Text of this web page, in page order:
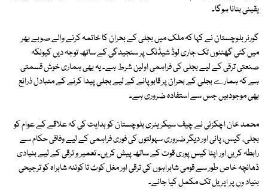
یقینی بنانا ہوگا۔
گورنر بلوچستان نے کہا کہ ملک میں بجلی کے بحران کا خاتمہ کرنے والے صوبے بھر
میں کئی گھنٹوں تک جاری لوڈ شیڈنگ پر سنجیدگی کے ساتھ توجہ دیں کیونکہ
صنعتی ترقی کے لیے بجلی کی فراہمی اولین شرط ہے۔ یہ بھی ہماری خوش قسمتی
ہے کہ ہمارے بجلی کے بحران پر قابو پانے کے لیے بجلی پیدا کرنے کے متبادل ذرائع
بھی موجودہیں جس سے استفادہ ضروری ہے۔
محمد خان اچکزئی نے چیف سیکریٹری بلوچستان کو ہدایت کی کہ علاقے کے عوام کو
بجلی، گیس، پانی اور دیگر ضروری سہولتوں کی فوری فراہمی کے لیے وفاقی حکام سے
رابطہ کریں اور اپنا کیس پوری قوت کے ساتھ پیش کریں۔ تعمیر و ترقی کے لیے بنیادی
ڈھانچہ خاص طور سے قومی شاہراہوں کی ترقی اور مغل کوٹ تا کوئٹہ شاہراہ کو ترجیحی
بنیاد وں پر اپریل تک مکمل کیا جائے۔